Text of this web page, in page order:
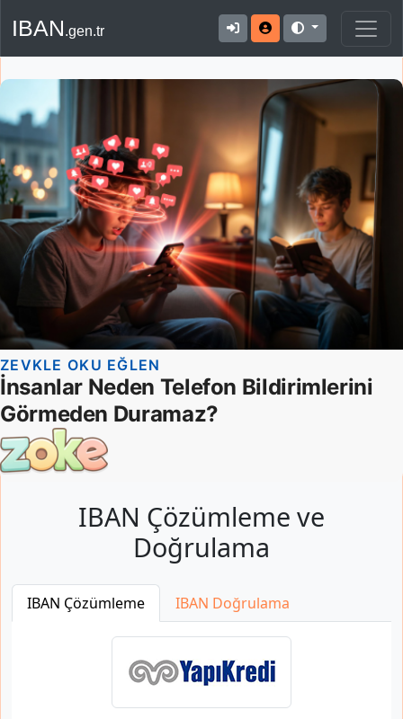
IBAN.gen.tr
IBAN Çözümleme ve
Doğrulama
IBAN Çözümleme IBAN Doğrulama